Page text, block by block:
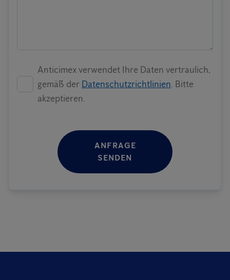
Anticimex verwendet Ihre Daten vertraulich,
gemäß der Datenschutzrichtlinien. Bitte
akzeptieren.
ANFRAGE
SENDEN